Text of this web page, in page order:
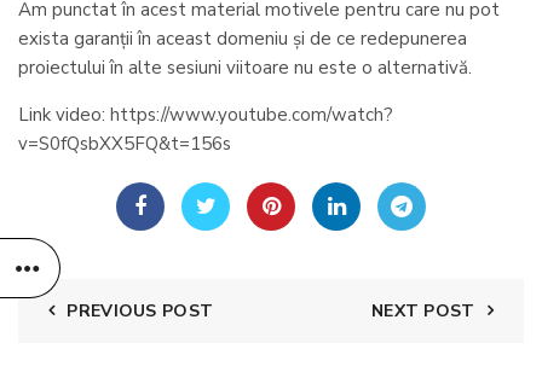
Am punctat în acest material motivele pentru care nu pot
exista garanții în aceast domeniu și de ce redepunerea
proiectului în alte sesiuni viitoare nu este o alternativă.
Link video: https://www.youtube.com/watch?
v=S0fQsbXX5FQ&t=156s
PREVIOUS POST NEXT POST